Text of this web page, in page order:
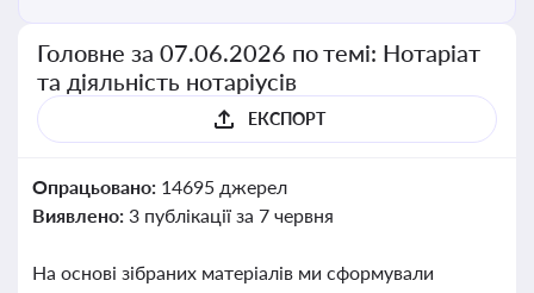
Головне за 07.06.2026 по темі: Нотаріат
та діяльність нотаріусів
ЕКСПОРТ
Опрацьовано: 14695 джерел
Виявлено: 3 публікації за 7 червня
На основі зібраних матеріалів ми сформували